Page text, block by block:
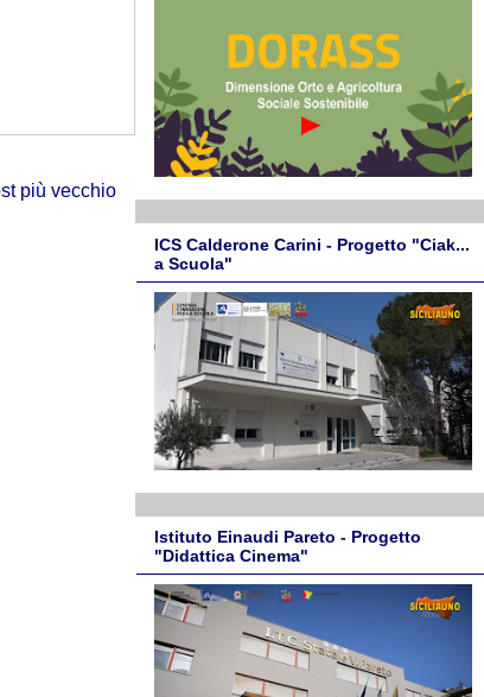
più vecchio
ICS Calderone Carini - Progetto "Ciak...
a Scuola"
Istituto Einaudi Pareto - Progetto
"Didattica Cinema"